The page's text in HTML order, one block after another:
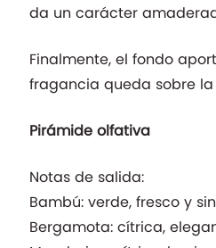
da un carácter
Finalmente, el fondo
fragancia queda sobre
Pirámide olfativa
Notas de salida:
Bambú: verde, fresco y
Bergamota: cítrica,